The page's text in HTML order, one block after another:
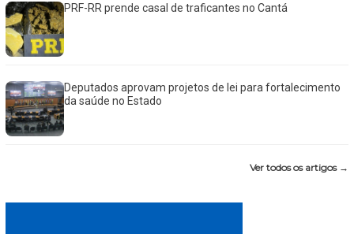
PRF-RR prende casal de traficantes no Cantá
Deputados aprovam projetos de lei para fortalecimento
da saúde no Estado
Ver todos os artigos →